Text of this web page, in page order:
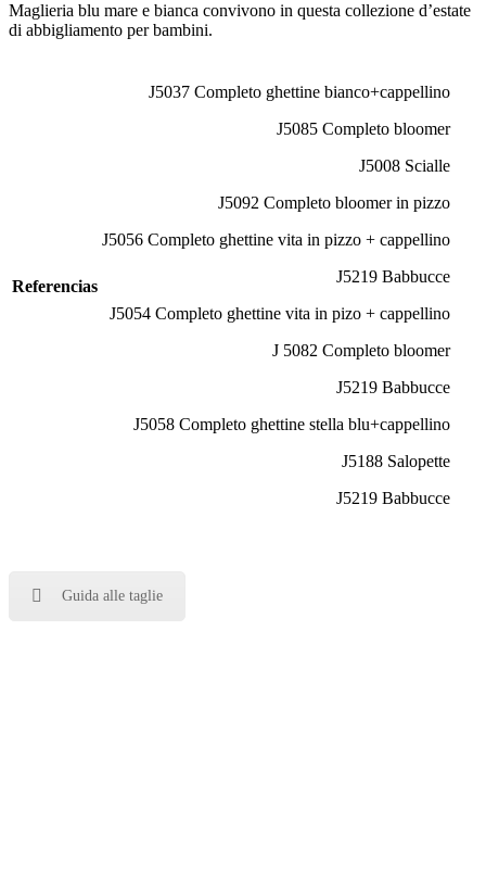
Maglieria blu mare e bianca convivono in questa collezione d’estate
di abbigliamento per bambini.
Referencias
J5037 Completo ghettine bianco+cappellino
J5085 Completo bloomer
J5008 Scialle
J5092 Completo bloomer in pizzo
J5056 Completo ghettine vita in pizzo + cappellino
J5219 Babbucce
J5054 Completo ghettine vita in pizo + cappellino
J 5082 Completo bloomer
J5219 Babbucce
J5058 Completo ghettine stella blu+cappellino
J5188 Salopette
J5219 Babbucce
Guida alle taglie